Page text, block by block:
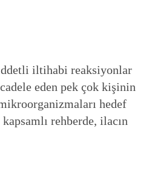
iltihabi reaksiyonlar
eden pek çok kişinin
hedef
rehberde, ilacın